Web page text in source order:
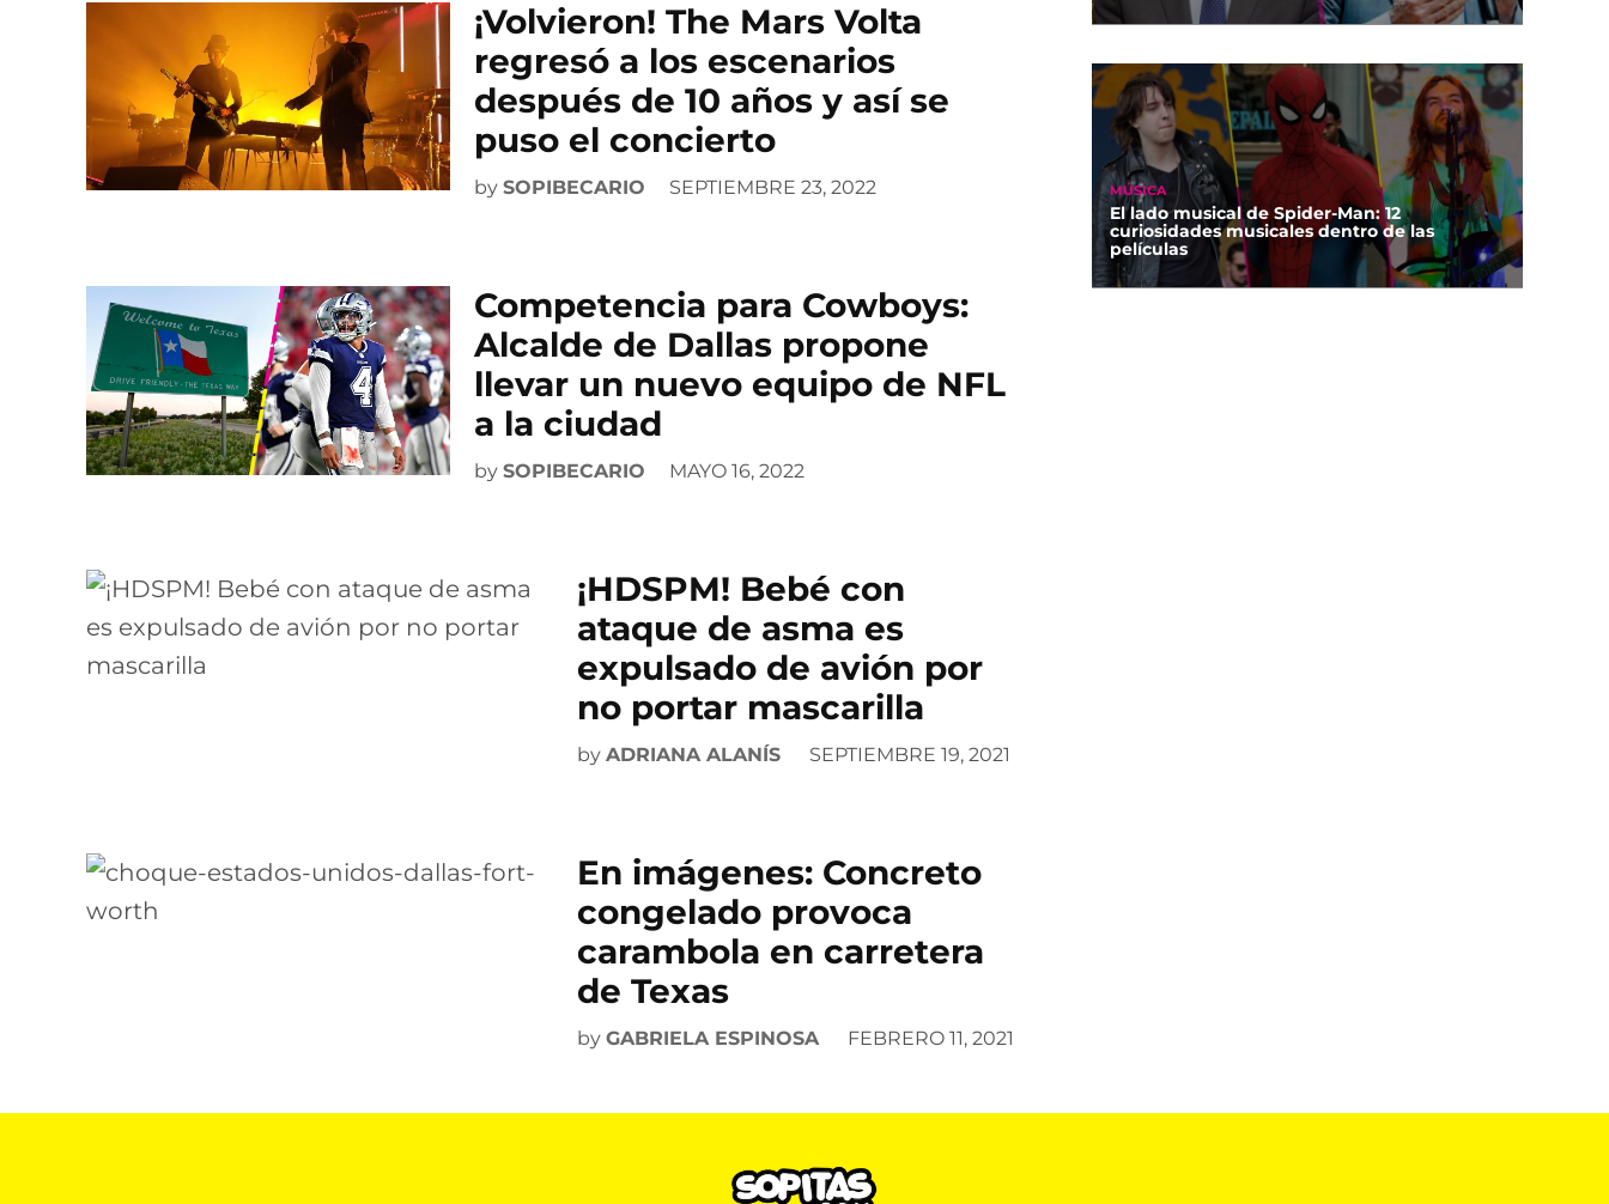
¡Volvieron! The Mars Volta
regresó a los escenarios
después de 10 años y así se
puso el concierto
by SOPIBECARIO SEPTIEMBRE 23, 2022
Competencia para Cowboys:
Alcalde de Dallas propone
llevar un nuevo equipo de NFL
a la ciudad
by SOPIBECARIO MAYO 16, 2022
¡HDSPM! Bebé con
ataque de asma es
expulsado de avión por
no portar mascarilla
by ADRIANA ALANÍS SEPTIEMBRE 19, 2021
En imágenes: Concreto
congelado provoca
carambola en carretera
de Texas
by GABRIELA ESPINOSA FEBRERO 11, 2021
MÚSICA
El lado musical de Spider-Man: 12
curiosidades musicales dentro de las
películas